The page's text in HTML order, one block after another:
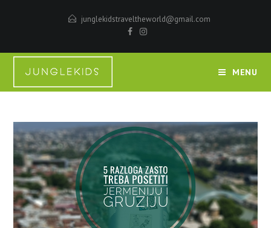
junglekidstraveltheworld@gmail.com
MENU